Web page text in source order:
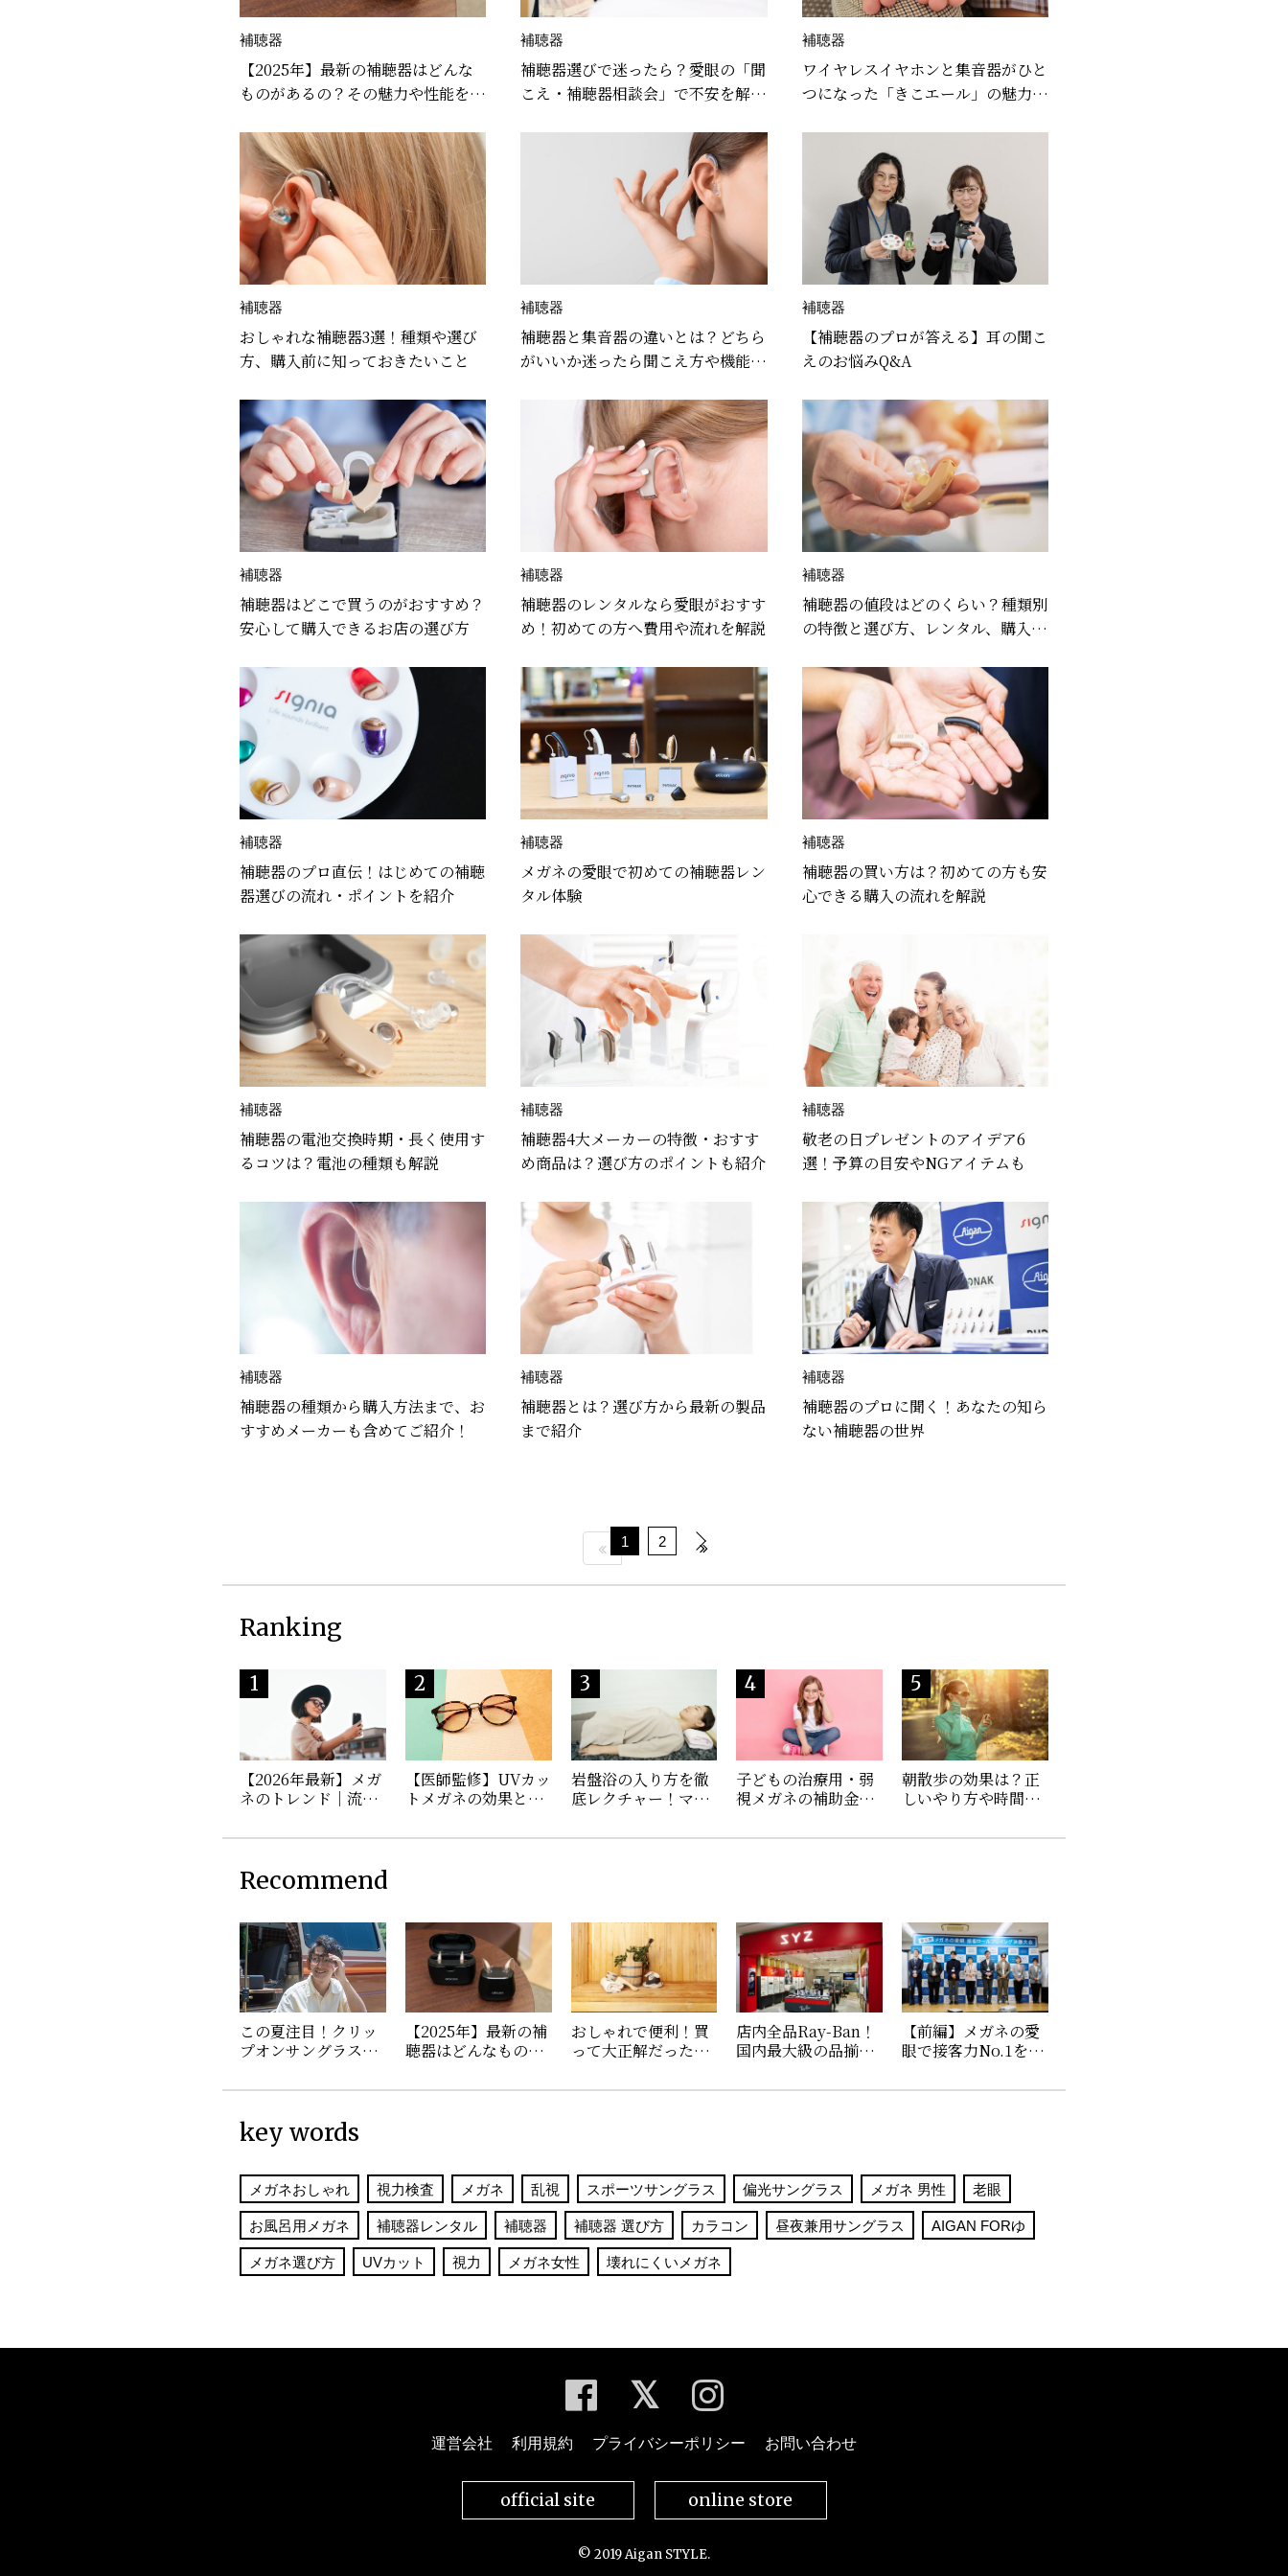
補聴器
【2025年】最新の補聴器はどんな
ものがあるの？その魅力や性能をじ
補聴器
補聴器選びで迷ったら？愛眼の「聞
こえ・補聴器相談会」で不安を解消
補聴器
ワイヤレスイヤホンと集音器がひと
つになった「きこエール」の魅力を
補聴器
おしゃれな補聴器3選！種類や選び
方、購入前に知っておきたいこと
補聴器
補聴器と集音器の違いとは？どちら
がいいか迷ったら聞こえ方や機能で
補聴器
【補聴器のプロが答える】耳の聞こ
えのお悩みQ&A
補聴器
補聴器はどこで買うのがおすすめ？
安心して購入できるお店の選び方
補聴器
補聴器のレンタルなら愛眼がおすす
め！初めての方へ費用や流れを解説
補聴器
補聴器の値段はどのくらい？種類別
の特徴と選び方、レンタル、購入時
補聴器
補聴器のプロ直伝！はじめての補聴
器選びの流れ・ポイントを紹介
補聴器
メガネの愛眼で初めての補聴器レン
タル体験
補聴器
補聴器の買い方は？初めての方も安
心できる購入の流れを解説
補聴器
補聴器の電池交換時期・長く使用す
るコツは？電池の種類も解説
補聴器
補聴器4大メーカーの特徴・おすす
め商品は？選び方のポイントも紹介
補聴器
敬老の日プレゼントのアイデア6
選！予算の目安やNGアイテムも
補聴器
補聴器の種類から購入方法まで、お
すすめメーカーも含めてご紹介！
補聴器
補聴器とは？選び方から最新の製品
まで紹介
補聴器
補聴器のプロに聞く！あなたの知ら
ない補聴器の世界
1 2
Ranking
【2026年最新】メガ
ネのトレンド｜流行
の選び方
【医師監修】UVカッ
トメガネの効果と選
を守ろう
岩盤浴の入り方を徹
底レクチャー！マナ
ると便利なグッズを
子どもの治療用・弱
視メガネの補助金は
必要書類を解説
朝散歩の効果は？正
しいやり方や時間、
ングラスを紹介
Recommend
この夏注目！クリッ
プオンサングラスの
体験レビュー♪
【2025年】最新の補
聴器はどんなものが
性能をじっくり解
おしゃれで便利！買
って大正解だったサ
めサウナグッズ
店内全品Ray-Ban！
国内最大級の品揃え
モール堺鉄砲町店」
【前編】メガネの愛
眼で接客力No.1を競
ルプレイング』大会
key words
メガネおしゃれ 視力検査 メガネ 乱視 スポーツサングラス 偏光サングラス メガネ 男性 老眼
お風呂用メガネ 補聴器レンタル 補聴器 補聴器 選び方 カラコン 昼夜兼用サングラス AIGAN FORゆ
メガネ選び方 UVカット 視力 メガネ女性 壊れにくいメガネ
運営会社 利用規約 プライバシーポリシー お問い合わせ
official site online store
© 2019 Aigan STYLE.